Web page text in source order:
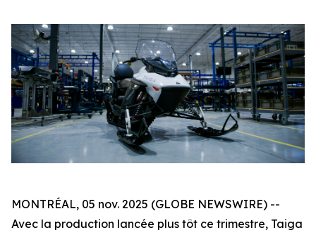
MONTRÉAL, 05 nov. 2025 (GLOBE NEWSWIRE) --
Avec la production lancée plus tôt ce trimestre, Taiga